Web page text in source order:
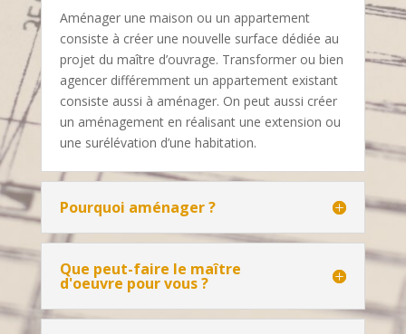
Aménager une maison ou un appartement
consiste à créer une nouvelle surface dédiée au
projet du maître d’ouvrage. Transformer ou bien
agencer différemment un appartement existant
consiste aussi à aménager. On peut aussi créer
un aménagement en réalisant une extension ou
une surélévation d’une habitation.
Pourquoi aménager ?
Que peut-faire le maître
d'oeuvre pour vous ?